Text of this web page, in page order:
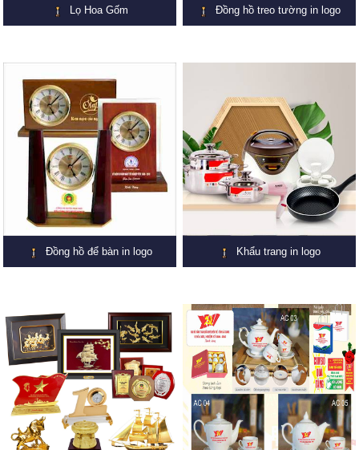
Lọ Hoa Gốm Đồng hồ treo tường in logo
Đồng hồ để bàn in logo Khẩu trang in logo